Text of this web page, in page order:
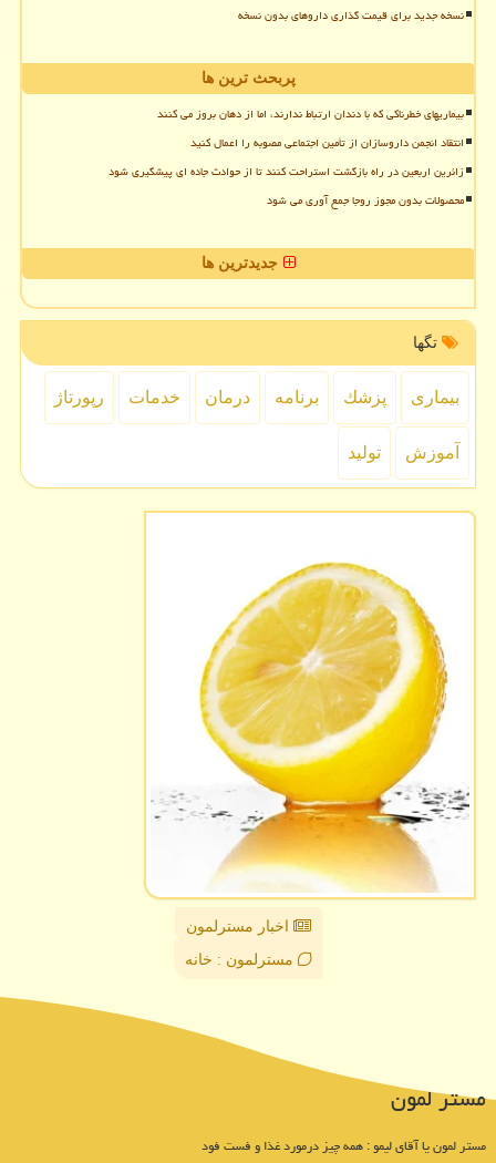
نسخه جدید برای قیمت گذاری داروهای بدون نسخه
پربحث ترین ها
بیماریهای خطرناکی که با دندان ارتباط ندارند، اما از دهان بروز می کنند
انتقاد انجمن داروسازان از تأمین اجتماعی مصوبه را اعمال کنید
زائرین اربعین در راه بازگشت استراحت کنند تا از حوادث جاده ای پیشگیری شود
محصولات بدون مجوز روجا جمع آوری می شود
جدیدترین ها
تگها
بیماری پزشك برنامه درمان خدمات رپورتاژ
آموزش تولید
اخبار مسترلمون
مسترلمون : خانه
مستر لمون
مستر لمون یا آقای لیمو : همه چیز درمورد غذا و فست فود